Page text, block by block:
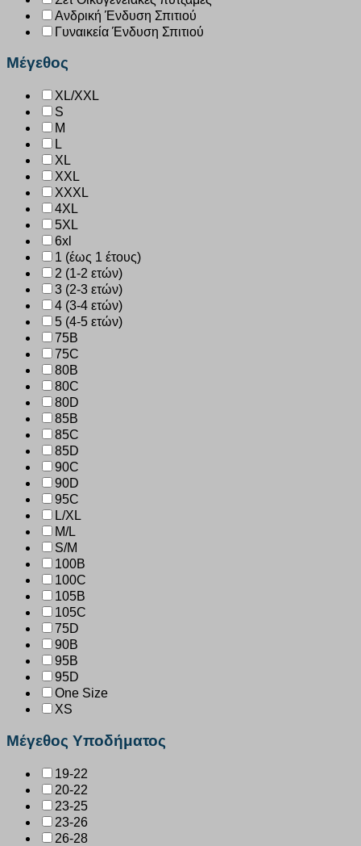
Ανδρική Ένδυση Σπιτιού
Γυναικεία Ένδυση Σπιτιού
Μέγεθος
XL/XXL
S
M
L
XL
XXL
XXXL
4XL
5XL
6xl
1 (έως 1 έτους)
2 (1-2 ετών)
3 (2-3 ετών)
4 (3-4 ετών)
5 (4-5 ετών)
75B
75C
80B
80C
80D
85B
85C
85D
90C
90D
95C
L/XL
M/L
S/M
100B
100C
105B
105C
75D
90B
95B
95D
One Size
XS
Μέγεθος Υποδήματος
19-22
20-22
23-25
23-26
26-28